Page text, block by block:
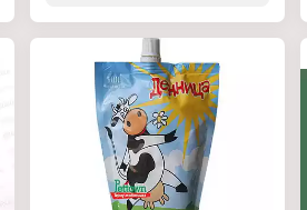
токсинов. Сорго – имеет
противовоспалительный и заживляющий
эффекты, предотвращает болезни
десен, благотворно влияет на
кровообращение и работу сердца. Вика
– помогает укрепить кости и мышцы,
повышает иммунитет и облегчает
адаптацию организма к меняющимся
условиям окружающей среды. Просо –
способствует укреплению костной ткани,
заживлению ушибов и ран.
Характеристики:
Бренд: Альпийские луга